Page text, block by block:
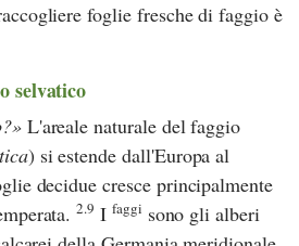
foglie fresche di faggio è
selvatico
L'areale naturale del faggio
) si estende dall'Europa al
decidue cresce principalmente
2.9 I faggi sono gli alberi